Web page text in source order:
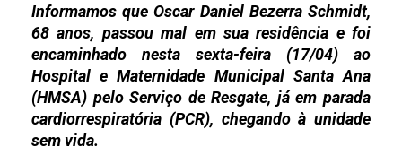
Informamos que Oscar Daniel Bezerra Schmidt,
68 anos, passou mal em sua residência e foi
encaminhado nesta sexta-feira (17/04) ao
Hospital e Maternidade Municipal Santa Ana
(HMSA) pelo Serviço de Resgate, já em parada
cardiorrespiratória (PCR), chegando à unidade
sem vida.